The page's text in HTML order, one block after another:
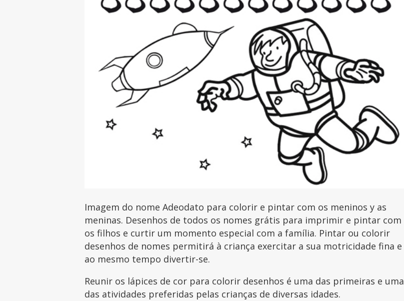
Imagem do nome Adeodato para colorir e pintar com os meninos y as
meninas. Desenhos de todos os nomes grátis para imprimir e pintar com
os filhos e curtir um momento especial com a família. Pintar ou colorir
desenhos de nomes permitirá à criança exercitar a sua motricidade fina e
ao mesmo tempo divertir-se.
Reunir os lápices de cor para colorir desenhos é uma das primeiras e uma
das atividades preferidas pelas crianças de diversas idades.